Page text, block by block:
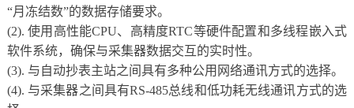
“月冻结数”的数据存储要求。
(2). 使用高性能CPU、高精度RTC等硬件配置和多线程嵌入式
软件系统，确保与采集器数据交互的实时性。
(3). 与自动抄表主站之间具有多种公用网络通讯方式的选择。
(4). 与采集器之间具有RS-485总线和低功耗无线通讯方式的选